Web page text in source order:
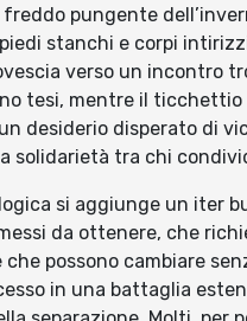
pungente
stanchi e corpi
verso un incontro
tesi, mentre il ticchettio
desiderio disperato di
solidarietà tra chi
si aggiunge un iter
da ottenere, che
possono cambiare
in una battaglia